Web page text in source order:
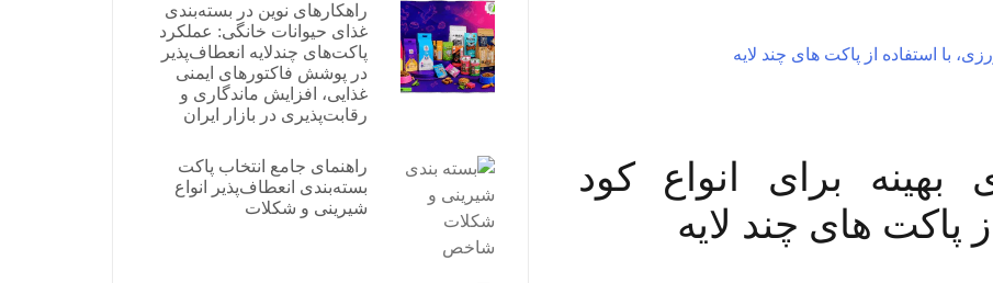
بهینه برای انواع کود
پاکت های چند لایه
راهکارهای نوین در بسته‌بندی
غذای حیوانات خانگی: عملکرد
پاکت‌های چندلایه انعطاف‌پذیر
در پوشش فاکتورهای ایمنی
غذایی، افزایش ماندگاری و
رقابت‌پذیری در بازار ایران
راهنمای جامع انتخاب پاکت
بسته‌بندی انعطاف‌پذیر انواع
شیرینی و شکلات